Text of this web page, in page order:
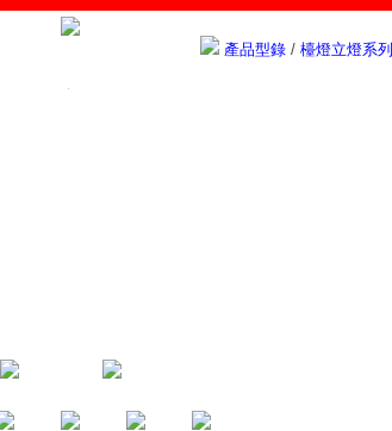
產品型錄 / 檯燈立燈系列